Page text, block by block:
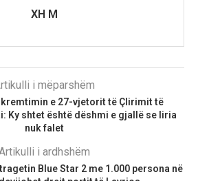
XH M
i mëparshëm
kremtimin e 27-vjetorit të Çlirimit të
Ky shtet është dëshmi e gjallë se liria
nuk falet
i ardhshëm
Blue Star 2 me 1.000 persona në